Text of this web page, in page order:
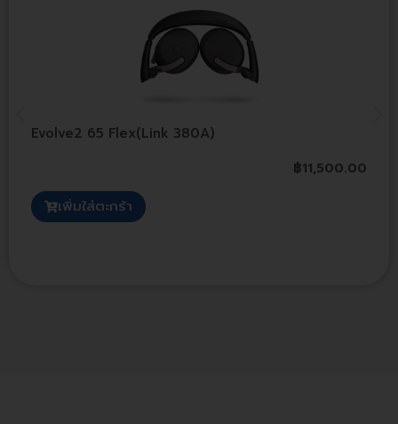
Evolve2 65 Flex(Link 380A)
฿11,500.00
เพิ่มใส่ตะกร้า